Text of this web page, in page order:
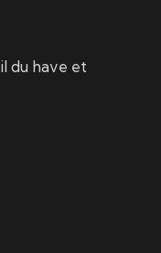
du have et